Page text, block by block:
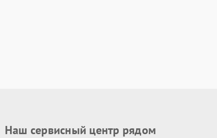
Наш сервисный центр рядом